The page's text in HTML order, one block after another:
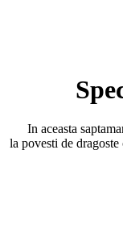
In aceasta
la povesti de